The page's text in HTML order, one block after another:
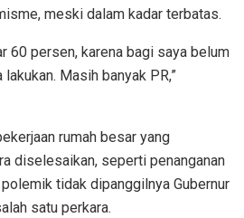
meski dalam kadar terbatas.
60 persen, karena bagi saya belum
Masih banyak PR,”
rumah besar yang
diselesaikan, seperti penanganan
tidak dipanggilnya Gubernur
satu perkara.